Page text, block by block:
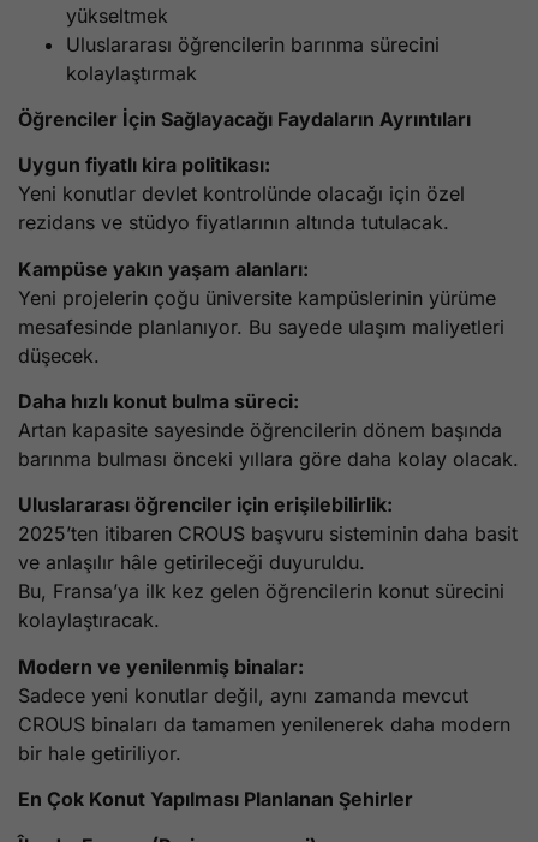
yükseltmek
Uluslararası öğrencilerin barınma sürecini
kolaylaştırmak
Öğrenciler İçin Sağlayacağı Faydaların Ayrıntıları
Uygun fiyatlı kira politikası:
Yeni konutlar devlet kontrolünde olacağı için özel
rezidans ve stüdyo fiyatlarının altında tutulacak.
Kampüse yakın yaşam alanları:
Yeni projelerin çoğu üniversite kampüslerinin yürüme
mesafesinde planlanıyor. Bu sayede ulaşım maliyetleri
düşecek.
Daha hızlı konut bulma süreci:
Artan kapasite sayesinde öğrencilerin dönem başında
barınma bulması önceki yıllara göre daha kolay olacak.
Uluslararası öğrenciler için erişilebilirlik:
2025’ten itibaren CROUS başvuru sisteminin daha basit
ve anlaşılır hâle getirileceği duyuruldu.
Bu, Fransa’ya ilk kez gelen öğrencilerin konut sürecini
kolaylaştıracak.
Modern ve yenilenmiş binalar:
Sadece yeni konutlar değil, aynı zamanda mevcut
CROUS binaları da tamamen yenilenerek daha modern
bir hale getiriliyor.
En Çok Konut Yapılması Planlanan Şehirler